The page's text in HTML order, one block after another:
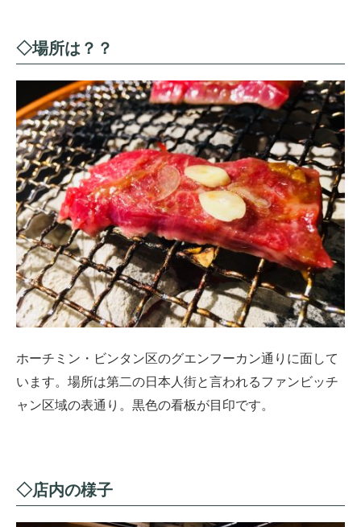
◇場所は？？
ホーチミン・ビンタン区のグエンフーカン通りに面して
います。場所は第二の日本人街と言われるファンビッチ
ャン区域の表通り。黒色の看板が目印です。
◇店内の様子